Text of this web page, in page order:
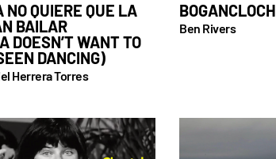
NO QUIERE QUE LA
BAILAR
DOESN’T WANT TO
DANCING)
Herrera Torres
BOGANCLOCH
Ben Rivers